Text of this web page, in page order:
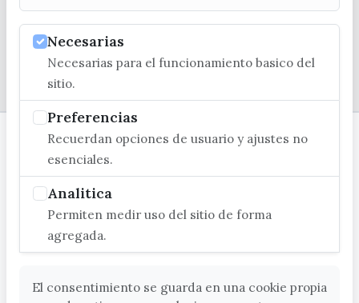
Necesarias
Necesarias para el funcionamiento basico del
sitio.
Preferencias
Recuerdan opciones de usuario y ajustes no
esenciales.
Analitica
Permiten medir uso del sitio de forma
agregada.
El consentimiento se guarda en una cookie propia